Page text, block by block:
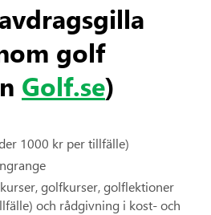
golf
Golf.se)
1000 kr per tillfälle)
golfkurser, golflektioner
och rådgivning i kost- och